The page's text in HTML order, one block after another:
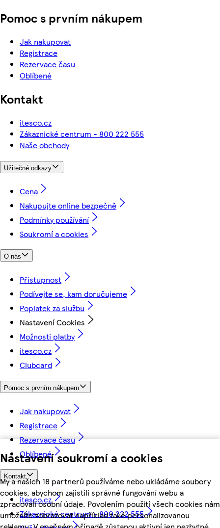
Nastavení soukromí a cookies
My a našich 18 partnerů používáme nebo ukládáme soubory
cookies, abychom zajistili správné fungování webu a
zpracovali osobní údaje. Povolením použití všech cookies nám
umožníte zobrazovat například také personalizovanou
Pomoc s prvním nákupem
Jak nakupovat
Registrace
Rezervace času
Oblíbené
Kontakt
itesco.cz
Zákaznické centrum - 800 222 555
Naše obchody
Užitečné odkazy
Cena
Nakupujte online bezpečně
Podmínky používání
Soukromí a cookies
O nás
Přístupnost
Podívejte se, kam doručujeme
Poplatek za službu
Nastavení Cookies
Možnosti platby
itesco.cz
Clubcard
Pomoc s prvním nákupem
Jak nakupovat
Registrace
Rezervace času
Oblíbené
Kontakt
itesco.cz
Zákaznické centrum - 800 222 555